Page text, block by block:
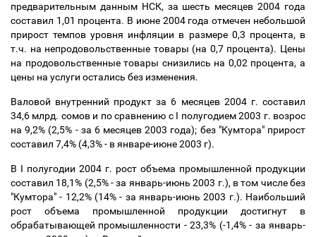
предварительным данным НСК, за шесть месяцев 2004 года
составил 1,01 процента. В июне 2004 года отмечен небольшой
прирост темпов уровня инфляции в размере 0,3 процента, в
т.ч. на непродовольственные товары (на 0,7 процента). Цены
на продовольственные товары снизились на 0,02 процента, а
цены на услуги остались без изменения.
Валовой внутренний продукт за 6 месяцев 2004 г. составил
34,6 млрд. сомов и по сравнению с I полугодием 2003 г. возрос
на 9,2% (2,5% - за 6 месяцев 2003 года); без "Кумтора" прирост
составил 7,4% (4,3% - в январе-июне 2003 г).
В I полугодии 2004 г. рост объема промышленной продукции
составил 18,1% (2,5% - за январь-июнь 2003 г.), в том числе без
"Кумтора" - 12,2% (14% - за январь-июнь 2003 г.). Наибольший
рост объема промышленной продукции достигнут в
обрабатывающей промышленности - 23,3% (-1,4% - за январь-